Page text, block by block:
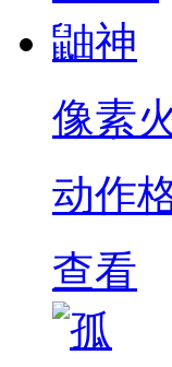
像素
动作
查看